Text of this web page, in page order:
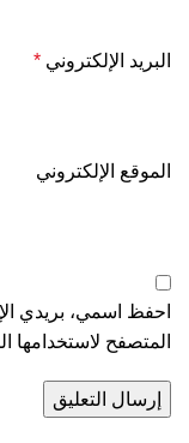
البريد الإلكتروني *
الموقع الإلكتروني
احفظ اسمي، بريدي
المتصفح لاستخدامها